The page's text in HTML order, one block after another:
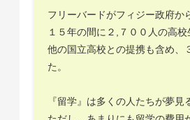
フリーバードがフィジー政府か
１５年の間に２,７００人の高
他の国立高校との提携も含め、
た。
『留学』は多くの人たちが夢見